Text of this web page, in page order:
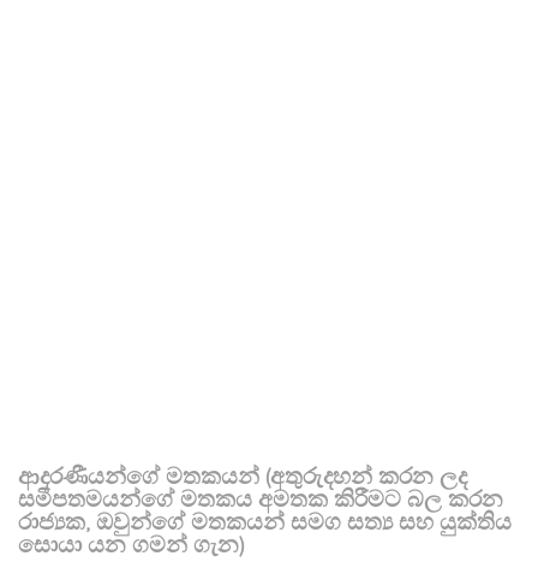
ආදරණීයන්ගේ මතකයන් (අතුරුදහන් කරන ලද
සමීපතමයන්ගේ මතකය අමතක කිරීමට බල කරන
රාජ්‍යක, ඔවුන්ගේ මතකයන් සමග සත්‍ය සහ යුක්තිය
සොයා යන ගමන් ගැන)